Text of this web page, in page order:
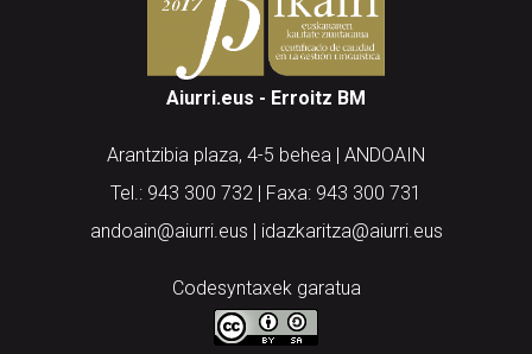
Aiurri.eus - Erroitz BM
Arantzibia plaza, 4-5 behea | ANDOAIN
Tel.: 943 300 732 | Faxa: 943 300 731
andoain@aiurri.eus | idazkaritza@aiurri.eus
Codesyntaxek garatua